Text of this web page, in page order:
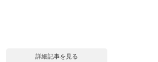
詳細記事を見る